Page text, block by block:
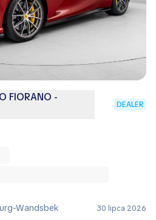
FIORANO -
DEALER
Wandsbek
30 lipca 2026